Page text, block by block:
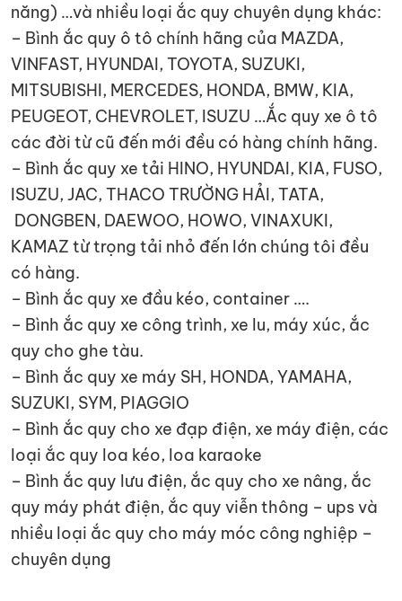
năng) …và nhiều loại ắc quy chuyên dụng khác:
– Bình ắc quy ô tô chính hãng của MAZDA,
VINFAST, HYUNDAI, TOYOTA, SUZUKI,
MITSUBISHI, MERCEDES, HONDA, BMW, KIA,
PEUGEOT, CHEVROLET, ISUZU …Ắc quy xe ô tô
các đời từ cũ đến mới đều có hàng chính hãng.
– Bình ắc quy xe tải HINO, HYUNDAI, KIA, FUSO,
ISUZU, JAC, THACO TRƯỜNG HẢI, TATA,
DONGBEN, DAEWOO, HOWO, VINAXUKI,
KAMAZ từ trọng tải nhỏ đến lớn chúng tôi đều
có hàng.
– Bình ắc quy xe đầu kéo, container ….
– Bình ắc quy xe công trình, xe lu, máy xúc, ắc
quy cho ghe tàu.
– Bình ắc quy xe máy SH, HONDA, YAMAHA,
SUZUKI, SYM, PIAGGIO
– Bình ắc quy cho xe đạp điện, xe máy điện, các
loại ắc quy loa kéo, loa karaoke
– Bình ắc quy lưu điện, ắc quy cho xe nâng, ắc
quy máy phát điện, ắc quy viễn thông – ups và
nhiều loại ắc quy cho máy móc công nghiệp –
chuyên dụng